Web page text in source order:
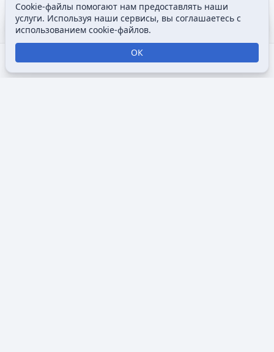
Открыть поиск
Открыть меню
Просмотры
Содержание
Cookie-файлы помогают нам предоставлять наши
услуги. Используя наши сервисы, вы соглашаетесь с
использованием cookie-файлов.
ОК